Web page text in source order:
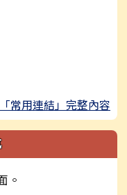
常用連結」完整內容
。